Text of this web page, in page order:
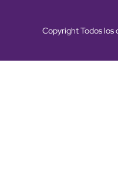
Copyright Todos